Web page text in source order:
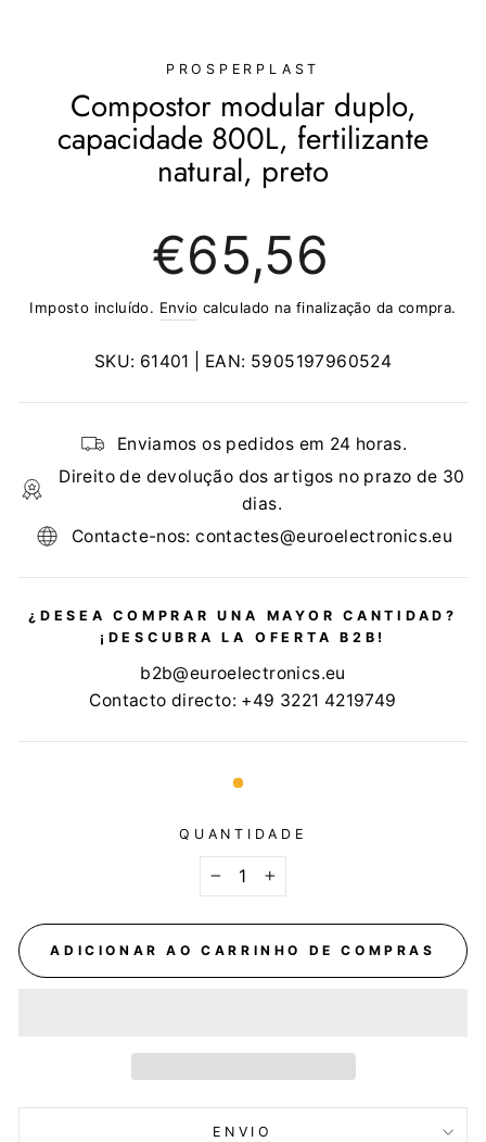
PROSPERPLAST
Compostor modular duplo,
capacidade 800L, fertilizante
natural, preto
normal
€65,56
Imposto incluído. Envio calculado na finalização da compra.
SKU: 61401 | EAN: 5905197960524
Enviamos os pedidos em 24 horas.
Direito de devolução dos artigos no prazo de 30
dias.
Contacte-nos: contactes@euroelectronics.eu
¿DESEA COMPRAR UNA MAYOR CANTIDAD?
¡DESCUBRA LA OFERTA B2B!
b2b@euroelectronics.eu
Contacto directo: +49 3221 4219749
QUANTIDADE
+
ADICIONAR AO CARRINHO DE COMPRAS
ENVIO